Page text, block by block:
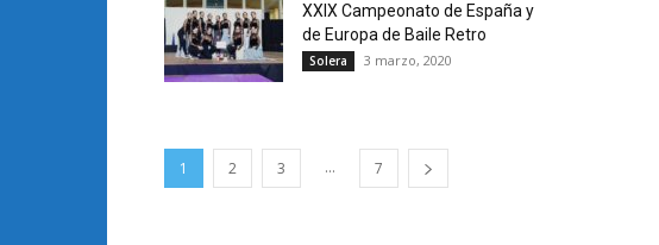
XXIX Campeonato de España y
de Europa de Baile Retro
Solera 3 marzo, 2020
1 2 3 ... 7